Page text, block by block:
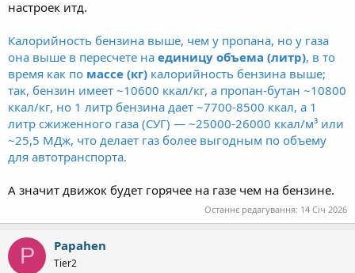
настроек итд.
Калорийность бензина выше, чем у пропана, но у газа
она выше в пересчете на единицу объема (литр), в то
время как по массе (кг) калорийность бензина выше;
так, бензин имеет ~10600 ккал/кг, а пропан-бутан ~10800
ккал/кг, но 1 литр бензина дает ~7700-8500 ккал, а 1
литр сжиженного газа (СУГ) — ~25000-26000 ккал/м³ или
~25,5 МДж, что делает газ более выгодным по объему
для автотранспорта.
А значит движок будет горячее на газе чем на бензине.
Останнє редагування: 14 Січ 2026
P Papahen
Tier2